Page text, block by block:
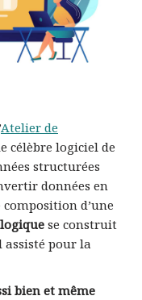
Atelier de
célèbre logiciel de
structurées
données en
d’une
se construit
assisté pour la
bien et même